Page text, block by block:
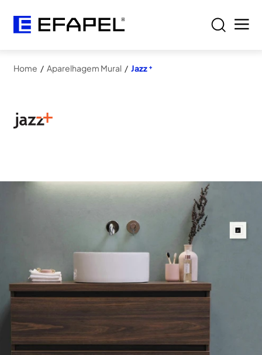
Home / Aparelhagem Mural / Jazz ⁺